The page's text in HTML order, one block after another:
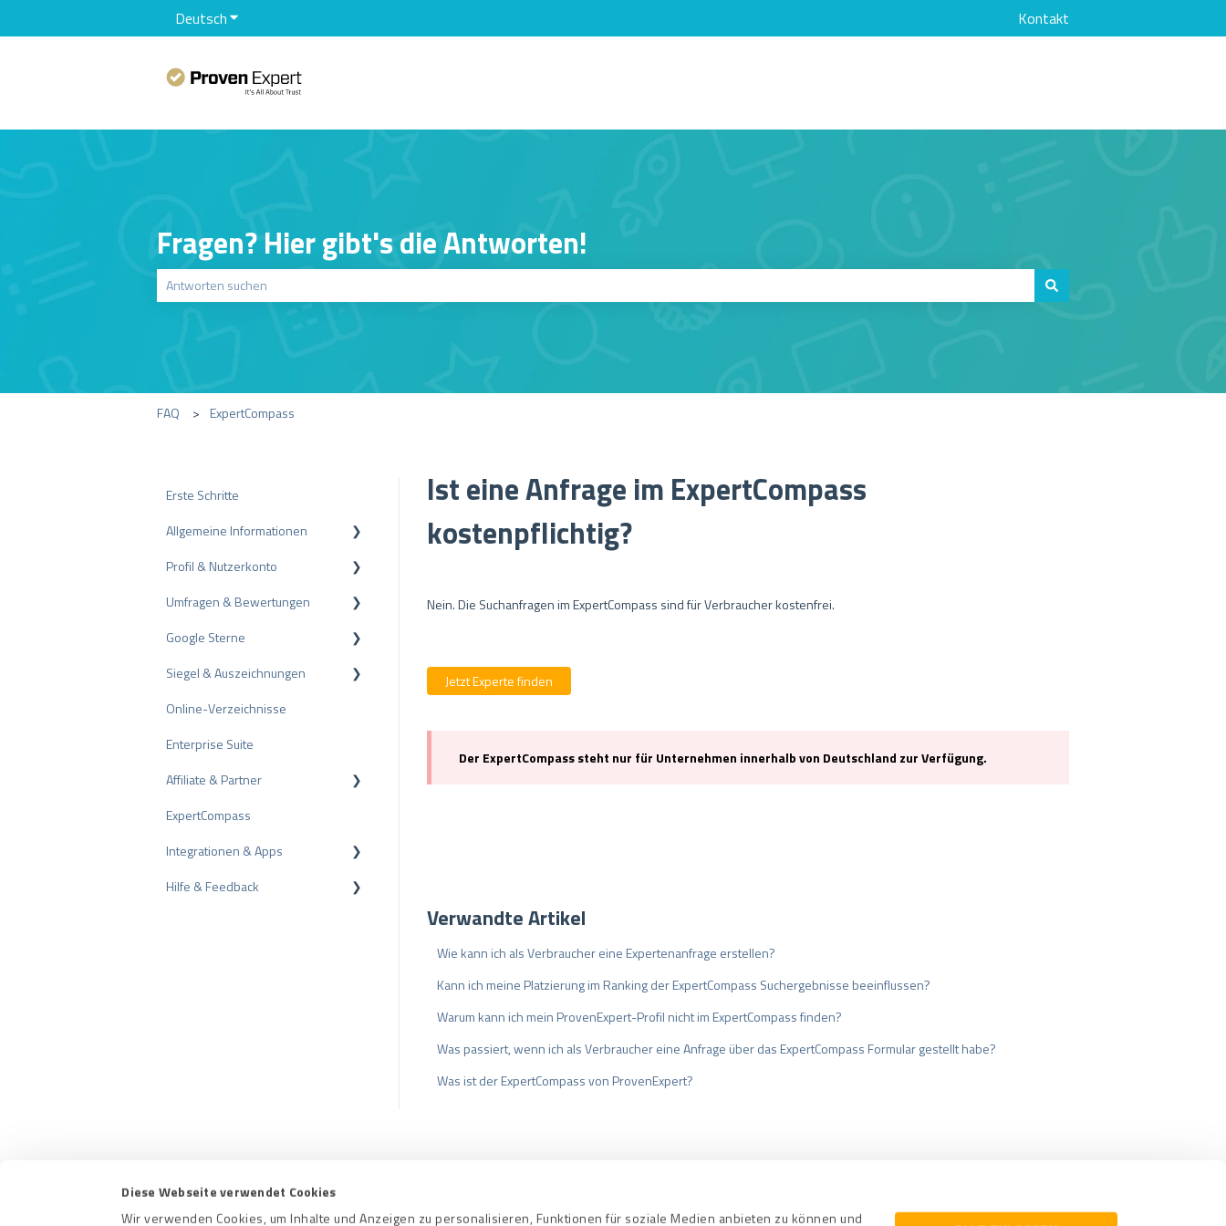
Diese Webseite verwendet Cookies
Wir verwenden Cookies, um Inhalte und Anzeigen zu personalisieren, Funktionen für soziale Medien anbieten zu können und
DeutschUntermenü für Übersetzungen anzeigen Kontakt
Fragen? Hier gibt's die Antworten!
FAQ ExpertCompass
Ist eine Anfrage im ExpertCompass
kostenpflichtig?
Nein. Die Suchanfragen im ExpertCompass sind für Verbraucher kostenfrei.
Jetzt Experte finden
Der ExpertCompass steht nur für Unternehmen innerhalb von Deutschland zur Verfügung.
Verwandte Artikel
Wie kann ich als Verbraucher eine Expertenanfrage erstellen?
Kann ich meine Platzierung im Ranking der ExpertCompass Suchergebnisse beeinflussen?
Warum kann ich mein ProvenExpert-Profil nicht im ExpertCompass finden?
Was passiert, wenn ich als Verbraucher eine Anfrage über das ExpertCompass Formular gestellt habe?
Was ist der ExpertCompass von ProvenExpert?
Erste Schritte
Allgemeine Informationen
Datenschutz
Pakete und Preise
API
ProvenEmployer
Profil & Nutzerkonto
Profil-Einstellungen
Nutzerkonto
Rechnungsstellung
Umfragen & Bewertungen
Bewertungen
Umfragen
Andere Bewertungsquellen
Bewertungen teilen
Negative Bewertungen
Schlichtungsverfahren
Tipps zu Bewertungen
Interne Umfragen
Google Sterne
Rich Snippet
Siegel & Auszeichnungen
PRO Seal
Bewertungssiegel
Auszeichnungen
Online-Verzeichnisse
Enterprise Suite
Affiliate & Partner
Partnerprogramm
Empfehlung
ExpertCompass
Integrationen & Apps
CMS-Plugins
Hilfe & Feedback
Kontakt Nutzungsbedingungen Datenschutz Qualitätssicherung Impressum